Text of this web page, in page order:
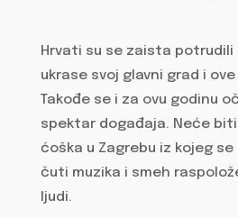
Hrvati su se zaista potrudili
ukrase svoj glavni grad i
Takođe se i za ovu godinu
spektar događaja. Neće
ćoška u Zagrebu iz kojeg se
čuti muzika i smeh
ljudi.